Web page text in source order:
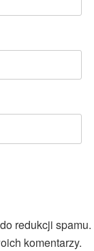
redukcji spamu.
komentarzy.